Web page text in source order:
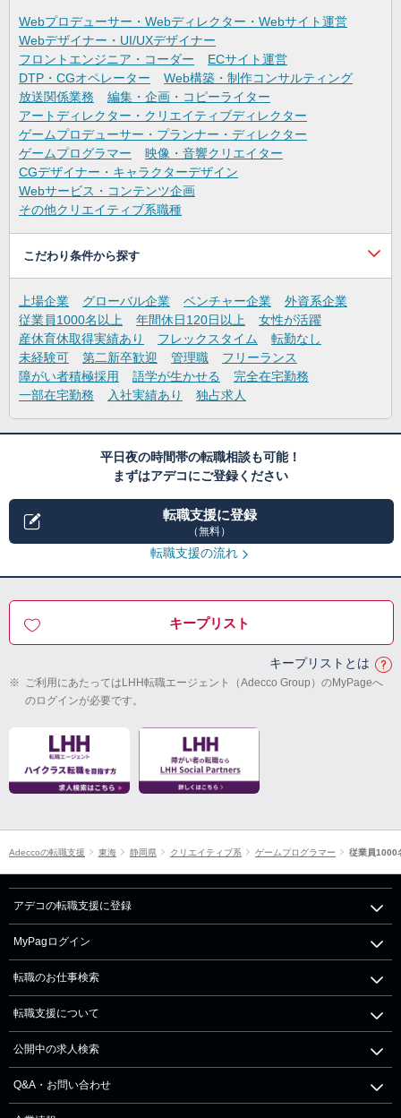
Webプロデューサー・Webディレクター・Webサイト運営
Webデザイナー・UI/UXデザイナー
フロントエンジニア・コーダー
ECサイト運営
DTP・CGオペレーター
Web構築・制作コンサルティング
放送関係業務
編集・企画・コピーライター
アートディレクター・クリエイティブディレクター
ゲームプロデューサー・プランナー・ディレクター
ゲームプログラマー
映像・音響クリエイター
CGデザイナー・キャラクターデザイン
Webサービス・コンテンツ企画
その他クリエイティブ系職種
こだわり条件から探す
上場企業 グローバル企業 ベンチャー企業
外資系企業
従業員1000名以上
年間休日120日以上
女性が活躍
産休育休取得実績あり
フレックスタイム
転勤なし
未経験可
第二新卒歓迎 管理職
フリーランス
障がい者積極採用
語学が生かせる
完全在宅勤務
一部在宅勤務
入社実績あり 独占求人
平日夜の時間帯の転職相談も可能！
まずはアデコにご登録ください
転職支援に登録
（無料）
転職支援の流れ
キープリスト
キープリストとは
※ ご利用にあたってはLHH転職エージェント（Adecco Group）のMyPageへ
のログインが必要です。
Adeccoの転職支援 東海 静岡県 クリエイティブ系 ゲームプログラマー 従業員1000
アデコの転職支援に登録
MyPagログイン
転職のお仕事検索
転職支援について
公開中の求人検索
Q&A・お問い合わせ